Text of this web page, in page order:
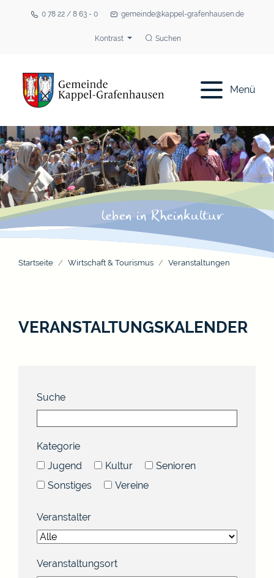
0 78 22 / 8 63 - 0 gemeinde@kappel-grafenhausen.de
Kontrast Suchen
Menü
Startseite Wirtschaft & Tourismus Veranstaltungen
VERANSTALTUNGSKALENDER
Suche
Kategorie
Jugend
Kultur
Senioren
Sonstiges
Vereine
Veranstalter
Veranstaltungsort